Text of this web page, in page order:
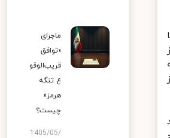
ماجرای
«توافق
قریب‌الوقو
ع تنگه
هرمز»
چیست؟
1405/05/